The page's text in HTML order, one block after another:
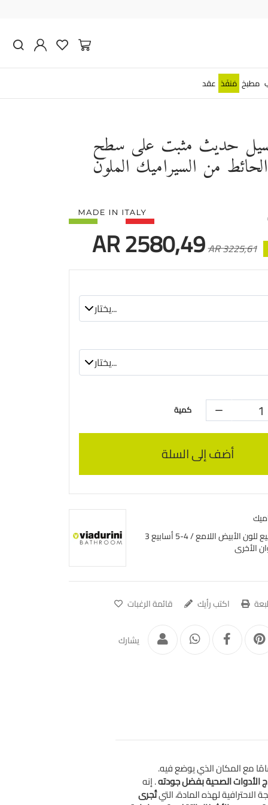
مطبخ مَنفَذ عقد
حديث مثبت على سطح
من السيراميك الملون
AR 2580,49AR 3225,61
كمية
أضف إلى السلة
3 أسابيع للون الأبيض اللامع / 4-5 أسابيع
الأخرى
قائمة الرغبات اكتب رأيك
يشارك
مع المكان الذي يوضع فيه.
الأدوات الصحية بفضل جودته. إنه
الاحترافية لهذه المادة، التيتُجرى